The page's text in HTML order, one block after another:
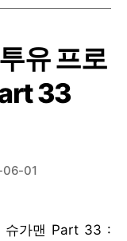
유 프로
33
06-01
슈가맨 Part 33 :